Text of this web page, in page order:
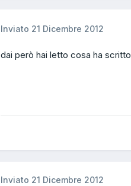
Inviato 21 Dicembre 2012
dai però hai letto cosa ha scritto
Inviato 21 Dicembre 2012